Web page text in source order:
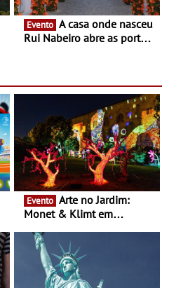
Evento
Rui Nabeiro abre as portas
16 de agosto
Evento
Monet & Klimt em
ao final de Setembro -
Experiência luminosa no
jardim do Museu de
Alberto Sampaio